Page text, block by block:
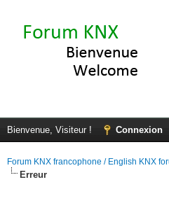
Bienvenue, Visiteur ! Connexion
Forum KNX francophone / English KNX
Erreur